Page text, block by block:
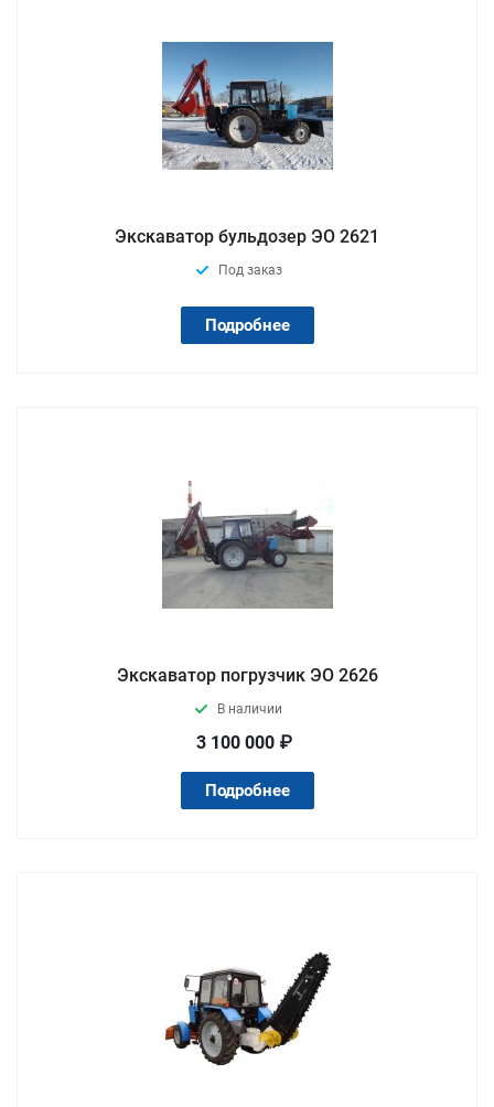
Экскаватор бульдозер ЭО 2621
Под заказ
Подробнее
Экскаватор погрузчик ЭО 2626
В наличии
3 100 000 ₽
Подробнее